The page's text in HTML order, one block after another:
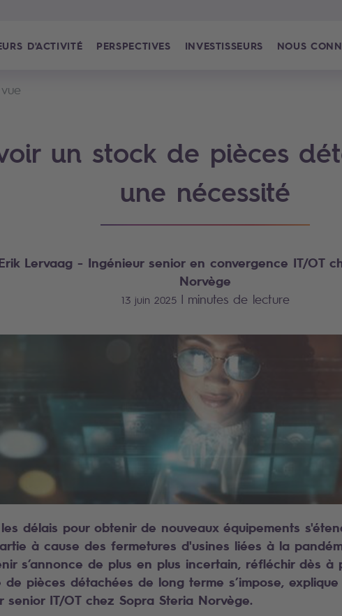
D'ACTIVITÉ PERSPECTIVES INVESTISSEURS NOUS
un stock de pièces
une nécessité
Lervaag - Ingénieur senior en convergence IT/OT
Norvège
13 juin 2025 | minutes de lecture
les délais pour obtenir de nouveaux équipements
à cause des fermetures d'usines liées à la
s’annonce de plus en plus incertain, réfléchir dès à
de pièces détachées de long terme s’impose, explique
senior IT/OT chez Sopra Steria Norvège.